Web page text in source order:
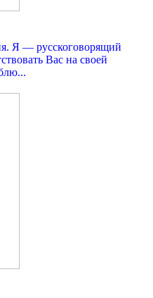
Я — русскоговорящий
Вас на своей